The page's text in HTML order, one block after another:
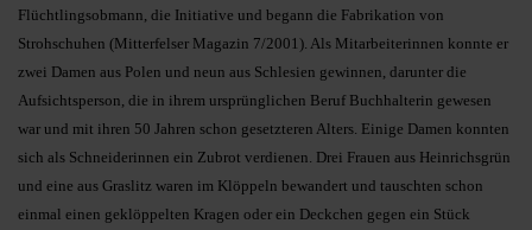
Flüchtlingsobmann, die Initiative und begann die Fabrikation von
Strohschuhen (Mitterfelser Magazin 7/2001). Als Mitarbeiterinnen konnte er
zwei Damen aus Polen und neun aus Schlesien gewinnen, darunter die
Aufsichtsperson, die in ihrem ursprünglichen Beruf Buchhalterin gewesen
war und mit ihren 50 Jahren schon gesetzteren Alters. Einige Damen konnten
sich als Schneiderinnen ein Zubrot verdienen. Drei Frauen aus Heinrichsgrün
und eine aus Graslitz waren im Klöppeln bewandert und tauschten schon
einmal einen geklöppelten Kragen oder ein Deckchen gegen ein Stück